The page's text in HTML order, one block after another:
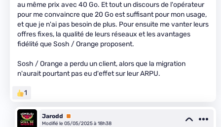
au même prix avec 40 Go. Et tout un discours de l'opérateur
pour me convaincre que 20 Go est suffisant pour mon usage,
et que je n'ai pas besoin de plus. Pour ensuite me vanter leurs
offres fixes, la qualité de leurs réseaux et les avantages
fidélité que Sosh / Orange proposent.
Sosh / Orange a perdu un client, alors que la migration
n'aurait pourtant pas eu d'effet sur leur ARPU.
1
Jarodd
Premium
Modifié le 05/05/2025 à 18h38